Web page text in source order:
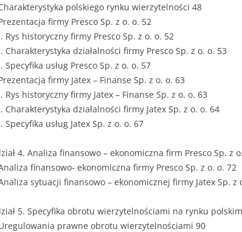
LOGISTYKA I TRANSPORT
MARKETING
MARKETING POLITYCZNY
NIERUCHOMOŚCI
PEDAGOGIKA
POLITOLOGIA
RACHUNKOWOŚĆ
polskiego rynku wierzytelności 48
firmy Presco Sp. z o. o. 52
Rys historyczny firmy Presco Sp. z o. o. 52
Charakterystyka działalności firmy Presco Sp. z o. o. 53
Specyfika usług Presco Sp. z o. o. 57
firmy Jatex – Finanse Sp. z o. o. 63
Rys historyczny firmy Jatex – Finanse Sp. z o. o. 63
Charakterystyka działalności firmy Jatex Sp. z o. o. 64
Specyfika usług Jatex Sp. z o. o. 67
4. Analiza finansowo – ekonomiczna firm Presco Sp. z
finansowo- ekonomiczna firmy Presco Sp. z o. o. 72
sytuacji finansowo – ekonomicznej firmy Jatex Sp. z
5. Specyfika obrotu wierzytelnościami na rynku
prawne obrotu wierzytelnościami 90